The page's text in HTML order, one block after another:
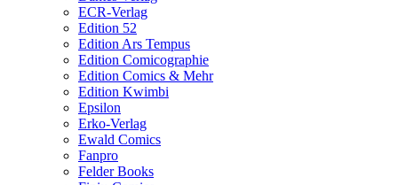
ECR-Verlag
Edition 52
Edition Ars Tempus
Edition Comicographie
Edition Comics & Mehr
Edition Kwimbi
Epsilon
Erko-Verlag
Ewald Comics
Fanpro
Felder Books